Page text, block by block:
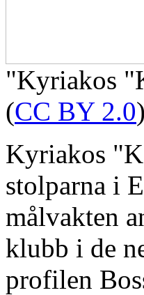
"Kyriakos
(CC BY 2.0)
Kyriakos
stolparna i
målvakten
klubb i de
profilen